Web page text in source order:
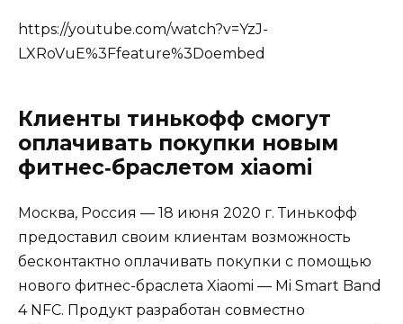
https://youtube.com/watch?v=YzJ-
LXRoVuE%3Ffeature%3Doembed
Клиенты тинькофф смогут
оплачивать покупки новым
фитнес‑браслетом xiaomi
Москва, Россия — 18 июня 2020 г. Тинькофф
предоставил своим клиентам возможность
бесконтактно оплачивать покупки с помощью
нового фитнес-браслета Xiaomi — Mi Smart Band
4 NFC. Продукт разработан совместно